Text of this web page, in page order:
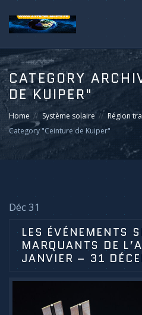
CATEGORY
DE KUIPER"
Home Système solaire Région
Category "Ceinture de Kuiper"
Déc 31
LES ÉVÉNEMENTS
MARQUANTS DE
JANVIER – 31